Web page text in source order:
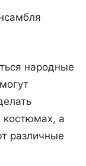
народные
костюмах, а
различные